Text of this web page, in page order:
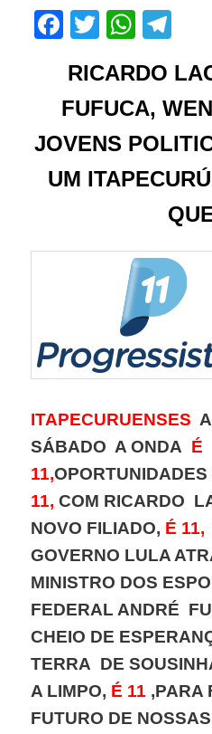
Facebook
Twitter
RICARDO
FUFUCA,
JOVENS
UM
ITAPECURUENSES
SÁBADO A ONDA É
11,
11, COM RICARDO
NOVO FILIADO, É 11,
GOVERNO LULA
MINISTRO DOS
FEDERAL ANDRÉ
CHEIO DE
TERRA DE
A LIMPO, É 11 ,PARA
FUTURO DE